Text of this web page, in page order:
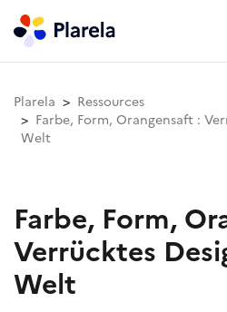
Plarela
Ressources
Farbe, Form, Orangensaft :
Welt
Farbe, Form,
Verrücktes
Welt